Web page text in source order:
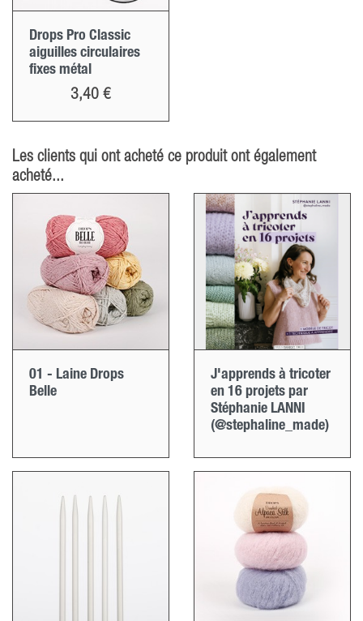
Drops Pro Classic
aiguilles circulaires
fixes métal
Prix
3,40 €
Les clients qui ont acheté ce produit ont également
acheté...
01 - Laine Drops
Belle
J'apprends à tricoter
en 16 projets par
Stéphanie LANNI
(@stephaline_made)